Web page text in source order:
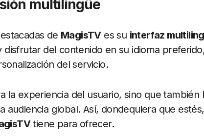
multilingüe
de MagisTVes su interfaz
disfrutar del contenido en su idioma preferido,
del servicio.
la experiencia del usuario, sino que también
audiencia global. Así, dondequiera que
tiene para ofrecer.